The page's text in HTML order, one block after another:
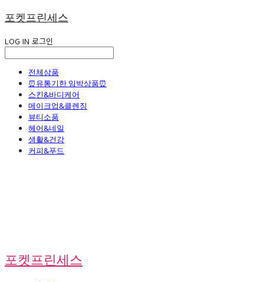
포켓프린세스
LOG IN 로그인
전체상품
⏰유통기한 임박상품⏰
스킨&바디케어
메이크업&클렌징
뷰티소품
헤어&네일
생활&건강
커피&푸드
포켓프린세스